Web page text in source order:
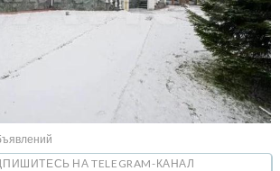
НА TELEGRAM-КАНАЛ